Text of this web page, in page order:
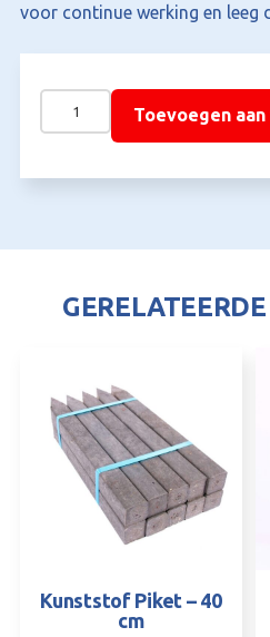
voor continue werking en leeg
Kunstgras
met
Toevoegen
Kunststof Piket – 40
cm